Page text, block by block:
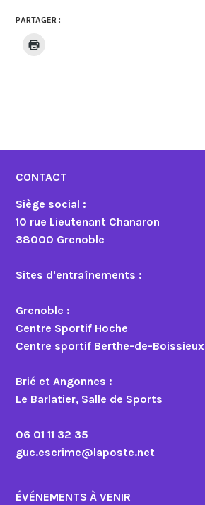
PARTAGER :
CONTACT
Siège social :
10 rue Lieutenant Chanaron
38000 Grenoble
Sites d'entraînements :
Grenoble :
Centre Sportif Hoche
Centre sportif Berthe-de-Boissieux
Brié et Angonnes :
Le Barlatier, Salle de Sports
06 01 11 32 35
guc.escrime@laposte.net
ÉVÉNEMENTS À VENIR